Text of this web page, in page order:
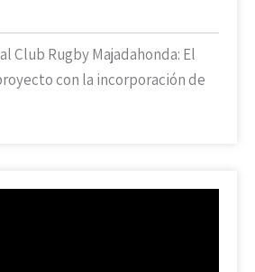
Club Rugby Majadahonda: El
con la incorporación de